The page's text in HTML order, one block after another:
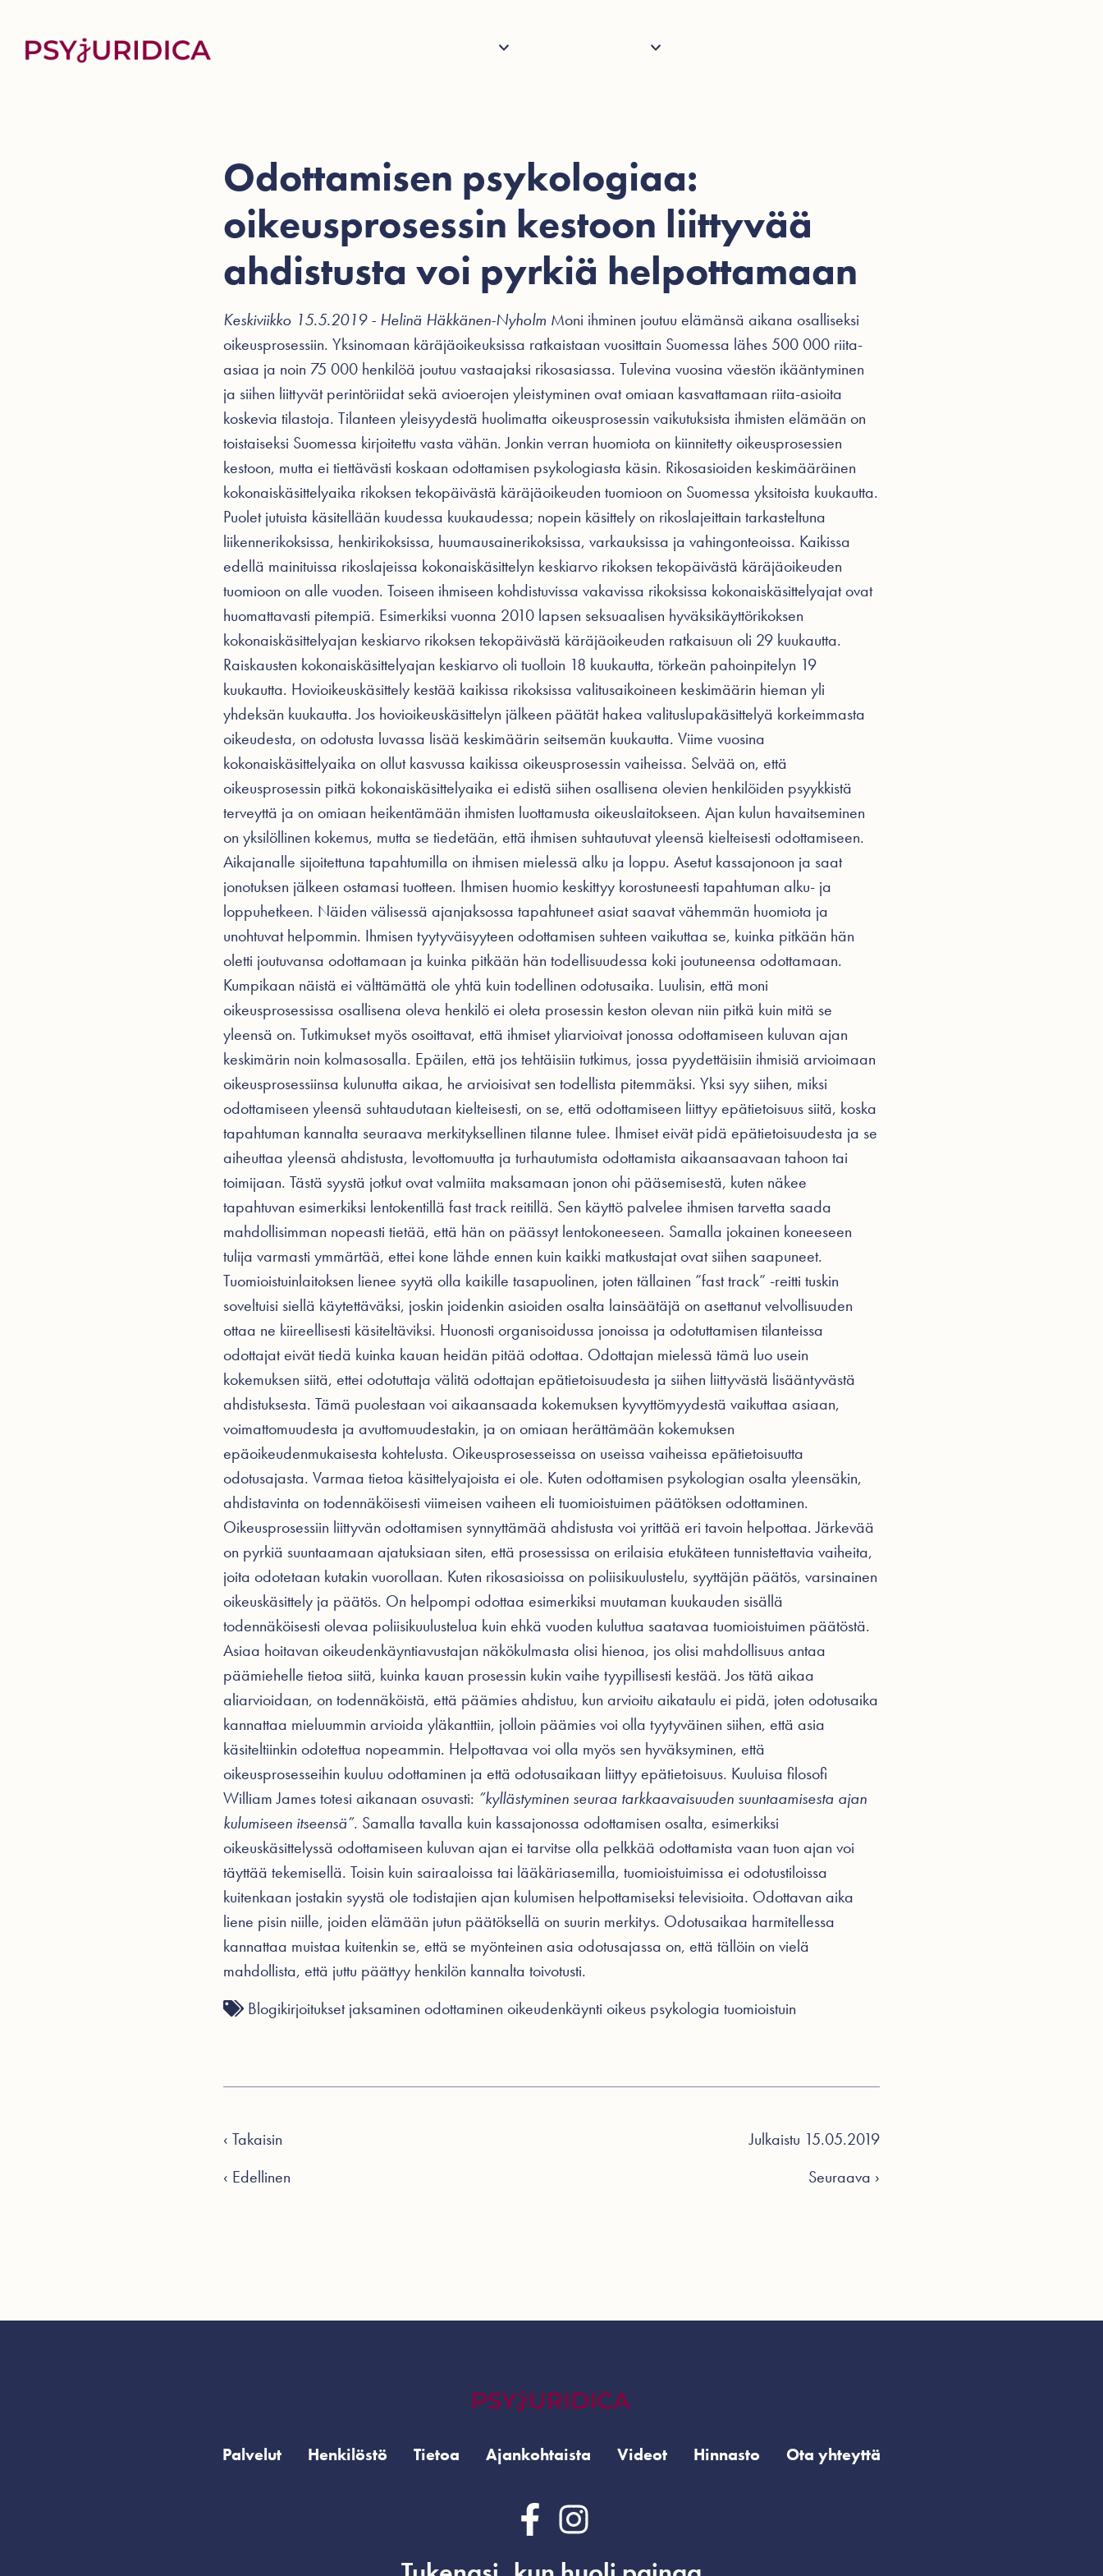
Palvelut Tietoa
Odottamisen psykologiaa:
oikeusprosessin kestoon liittyvää
ahdistusta voi pyrkiä helpottamaan
Keskiviikko 15.5.2019 - Helinä Häkkänen-Nyholm Moni ihminen joutuu elämänsä aikana osalliseksi
oikeusprosessiin. Yksinomaan käräjäoikeuksissa ratkaistaan vuosittain Suomessa lähes 500 000 riita-
asiaa ja noin 75 000 henkilöä joutuu vastaajaksi rikosasiassa. Tulevina vuosina väestön ikääntyminen
ja siihen liittyvät perintöriidat sekä avioerojen yleistyminen ovat omiaan kasvattamaan riita-asioita
koskevia tilastoja. Tilanteen yleisyydestä huolimatta oikeusprosessin vaikutuksista ihmisten elämään on
toistaiseksi Suomessa kirjoitettu vasta vähän. Jonkin verran huomiota on kiinnitetty oikeusprosessien
kestoon, mutta ei tiettävästi koskaan odottamisen psykologiasta käsin. Rikosasioiden keskimääräinen
kokonaiskäsittelyaika rikoksen tekopäivästä käräjäoikeuden tuomioon on Suomessa yksitoista kuukautta.
Puolet jutuista käsitellään kuudessa kuukaudessa; nopein käsittely on rikoslajeittain tarkasteltuna
liikennerikoksissa, henkirikoksissa, huumausainerikoksissa, varkauksissa ja vahingonteoissa. Kaikissa
edellä mainituissa rikoslajeissa kokonaiskäsittelyn keskiarvo rikoksen tekopäivästä käräjäoikeuden
tuomioon on alle vuoden. Toiseen ihmiseen kohdistuvissa vakavissa rikoksissa kokonaiskäsittelyajat ovat
huomattavasti pitempiä. Esimerkiksi vuonna 2010 lapsen seksuaalisen hyväksikäyttörikoksen
kokonaiskäsittelyajan keskiarvo rikoksen tekopäivästä käräjäoikeuden ratkaisuun oli 29 kuukautta.
Raiskausten kokonaiskäsittelyajan keskiarvo oli tuolloin 18 kuukautta, törkeän pahoinpitelyn 19
kuukautta. Hovioikeuskäsittely kestää kaikissa rikoksissa valitusaikoineen keskimäärin hieman yli
yhdeksän kuukautta. Jos hovioikeuskäsittelyn jälkeen päätät hakea valituslupakäsittelyä korkeimmasta
oikeudesta, on odotusta luvassa lisää keskimäärin seitsemän kuukautta. Viime vuosina
kokonaiskäsittelyaika on ollut kasvussa kaikissa oikeusprosessin vaiheissa. Selvää on, että
oikeusprosessin pitkä kokonaiskäsittelyaika ei edistä siihen osallisena olevien henkilöiden psyykkistä
terveyttä ja on omiaan heikentämään ihmisten luottamusta oikeuslaitokseen. Ajan kulun havaitseminen
on yksilöllinen kokemus, mutta se tiedetään, että ihmisen suhtautuvat yleensä kielteisesti odottamiseen.
Aikajanalle sijoitettuna tapahtumilla on ihmisen mielessä alku ja loppu. Asetut kassajonoon ja saat
jonotuksen jälkeen ostamasi tuotteen. Ihmisen huomio keskittyy korostuneesti tapahtuman alku- ja
loppuhetkeen. Näiden välisessä ajanjaksossa tapahtuneet asiat saavat vähemmän huomiota ja
unohtuvat helpommin. Ihmisen tyytyväisyyteen odottamisen suhteen vaikuttaa se, kuinka pitkään hän
oletti joutuvansa odottamaan ja kuinka pitkään hän todellisuudessa koki joutuneensa odottamaan.
Kumpikaan näistä ei välttämättä ole yhtä kuin todellinen odotusaika. Luulisin, että moni
oikeusprosessissa osallisena oleva henkilö ei oleta prosessin keston olevan niin pitkä kuin mitä se
yleensä on. Tutkimukset myös osoittavat, että ihmiset yliarvioivat jonossa odottamiseen kuluvan ajan
keskimärin noin kolmasosalla. Epäilen, että jos tehtäisiin tutkimus, jossa pyydettäisiin ihmisiä arvioimaan
oikeusprosessiinsa kulunutta aikaa, he arvioisivat sen todellista pitemmäksi. Yksi syy siihen, miksi
odottamiseen yleensä suhtaudutaan kielteisesti, on se, että odottamiseen liittyy epätietoisuus siitä, koska
tapahtuman kannalta seuraava merkityksellinen tilanne tulee. Ihmiset eivät pidä epätietoisuudesta ja se
aiheuttaa yleensä ahdistusta, levottomuutta ja turhautumista odottamista aikaansaavaan tahoon tai
toimijaan. Tästä syystä jotkut ovat valmiita maksamaan jonon ohi pääsemisestä, kuten näkee
tapahtuvan esimerkiksi lentokentillä fast track reitillä. Sen käyttö palvelee ihmisen tarvetta saada
mahdollisimman nopeasti tietää, että hän on päässyt lentokoneeseen. Samalla jokainen koneeseen
tulija varmasti ymmärtää, ettei kone lähde ennen kuin kaikki matkustajat ovat siihen saapuneet.
Tuomioistuinlaitoksen lienee syytä olla kaikille tasapuolinen, joten tällainen ”fast track” -reitti tuskin
soveltuisi siellä käytettäväksi, joskin joidenkin asioiden osalta lainsäätäjä on asettanut velvollisuuden
ottaa ne kiireellisesti käsiteltäviksi. Huonosti organisoidussa jonoissa ja odotuttamisen tilanteissa
odottajat eivät tiedä kuinka kauan heidän pitää odottaa. Odottajan mielessä tämä luo usein
kokemuksen siitä, ettei odotuttaja välitä odottajan epätietoisuudesta ja siihen liittyvästä lisääntyvästä
ahdistuksesta. Tämä puolestaan voi aikaansaada kokemuksen kyvyttömyydestä vaikuttaa asiaan,
voimattomuudesta ja avuttomuudestakin, ja on omiaan herättämään kokemuksen
epäoikeudenmukaisesta kohtelusta. Oikeusprosesseissa on useissa vaiheissa epätietoisuutta
odotusajasta. Varmaa tietoa käsittelyajoista ei ole. Kuten odottamisen psykologian osalta yleensäkin,
ahdistavinta on todennäköisesti viimeisen vaiheen eli tuomioistuimen päätöksen odottaminen.
Oikeusprosessiin liittyvän odottamisen synnyttämää ahdistusta voi yrittää eri tavoin helpottaa. Järkevää
on pyrkiä suuntaamaan ajatuksiaan siten, että prosessissa on erilaisia etukäteen tunnistettavia vaiheita,
joita odotetaan kutakin vuorollaan. Kuten rikosasioissa on poliisikuulustelu, syyttäjän päätös, varsinainen
oikeuskäsittely ja päätös. On helpompi odottaa esimerkiksi muutaman kuukauden sisällä
todennäköisesti olevaa poliisikuulustelua kuin ehkä vuoden kuluttua saatavaa tuomioistuimen päätöstä.
Asiaa hoitavan oikeudenkäyntiavustajan näkökulmasta olisi hienoa, jos olisi mahdollisuus antaa
päämiehelle tietoa siitä, kuinka kauan prosessin kukin vaihe tyypillisesti kestää. Jos tätä aikaa
aliarvioidaan, on todennäköistä, että päämies ahdistuu, kun arvioitu aikataulu ei pidä, joten odotusaika
kannattaa mieluummin arvioida yläkanttiin, jolloin päämies voi olla tyytyväinen siihen, että asia
käsiteltiinkin odotettua nopeammin. Helpottavaa voi olla myös sen hyväksyminen, että
oikeusprosesseihin kuuluu odottaminen ja että odotusaikaan liittyy epätietoisuus. Kuuluisa filosofi
William James totesi aikanaan osuvasti: ”kyllästyminen seuraa tarkkaavaisuuden suuntaamisesta ajan
kulumiseen itseensä”. Samalla tavalla kuin kassajonossa odottamisen osalta, esimerkiksi
oikeuskäsittelyssä odottamiseen kuluvan ajan ei tarvitse olla pelkkää odottamista vaan tuon ajan voi
täyttää tekemisellä. Toisin kuin sairaaloissa tai lääkäriasemilla, tuomioistuimissa ei odotustiloissa
kuitenkaan jostakin syystä ole todistajien ajan kulumisen helpottamiseksi televisioita. Odottavan aika
liene pisin niille, joiden elämään jutun päätöksellä on suurin merkitys. Odotusaikaa harmitellessa
kannattaa muistaa kuitenkin se, että se myönteinen asia odotusajassa on, että tällöin on vielä
mahdollista, että juttu päättyy henkilön kannalta toivotusti.
Blogikirjoitukset jaksaminen odottaminen oikeudenkäynti oikeus psykologia tuomioistuin
‹ Takaisin
Julkaistu 15.05.2019
‹ Edellinen
Seuraava ›
Palvelut Henkilöstö Tietoa Ajankohtaista Videot Hinnasto Ota yhteyttä